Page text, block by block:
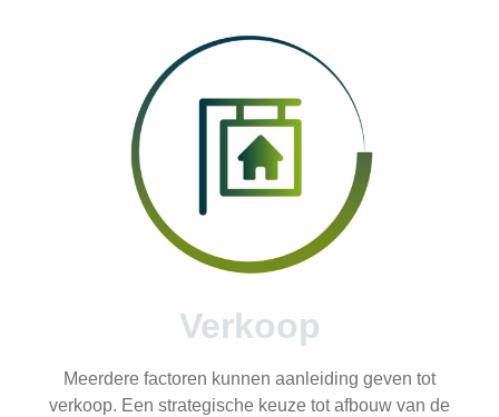
Verkoop
Meerdere factoren kunnen aanleiding geven tot
verkoop. Een strategische keuze tot afbouw van de